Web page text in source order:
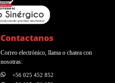
Contactanos
Correo electrónico, llama o chatea con
nosotras:
+56 025 452 852